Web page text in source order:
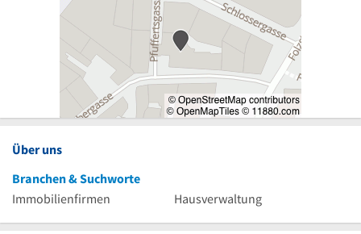
Über uns
Branchen & Suchworte
Immobilienfirmen
Hausverwaltung